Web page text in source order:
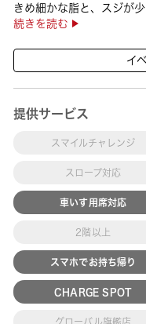
きめ細かな脂と、スジが
さらに、鹿児島で育った
続きを読む
イ
提供サービス
スマイルチャレンジ
スロープ対応
車いす用席対応
2階以上
スマホでお持ち帰り
CHARGE SPOT
グローバル旗艦店